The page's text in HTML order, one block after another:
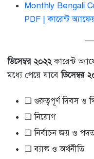
Monthly Bengali
PDF | কারেন্ট
ডিসেম্বর ২০২২কারেন্ট
মধ্যে পেয়ে যাবেডিসেম্বর
❏ গুরুত্বপূর্ণ দিবস ও
❏ নিয়োগ
❏ নির্বাচন জয় ও
❏ ব্যাঙ্ক ও অর্থনীতি